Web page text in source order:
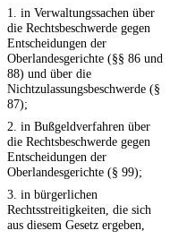
1. in Verwaltungssachen über
die Rechtsbeschwerde gegen
Entscheidungen der
Oberlandesgerichte (§§ 86 und
88) und über die
Nichtzulassungsbeschwerde (§
87);
2. in Bußgeldverfahren über
die Rechtsbeschwerde gegen
Entscheidungen der
Oberlandesgerichte (§ 99);
3. in bürgerlichen
Rechtsstreitigkeiten, die sich
aus diesem Gesetz ergeben,